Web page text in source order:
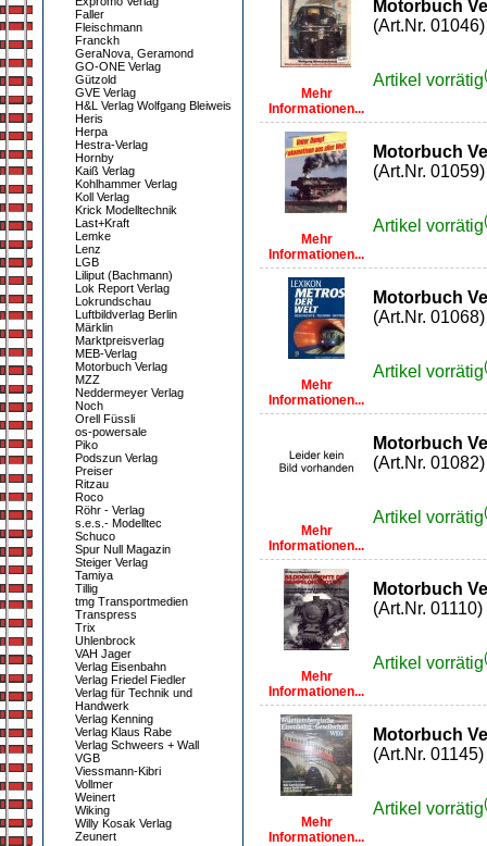
Faller
Fleischmann
Franckh
GeraNova, Geramond
GO-ONE Verlag
Gützold
GVE Verlag
H&L Verlag Wolfgang Bleiweis
Heris
Herpa
Hestra-Verlag
Hornby
Kaiß Verlag
Kohlhammer Verlag
Koll Verlag
Krick Modelltechnik
Last+Kraft
Lemke
Lenz
LGB
Liliput (Bachmann)
Lok Report Verlag
Lokrundschau
Luftbildverlag Berlin
Märklin
Marktpreisverlag
MEB-Verlag
Motorbuch Verlag
MZZ
Neddermeyer Verlag
Noch
Orell Füssli
os-powersale
Piko
Podszun Verlag
Preiser
Ritzau
Roco
Röhr - Verlag
s.e.s.- Modelltec
Schuco
Spur Null Magazin
Steiger Verlag
Tamiya
Tillig
tmg Transportmedien
Transpress
Trix
Uhlenbrock
VAH Jager
Verlag Eisenbahn
Verlag Friedel Fiedler
Verlag für Technik und
Handwerk
Verlag Kenning
Verlag Klaus Rabe
Verlag Schweers + Wall
VGB
Viessmann-Kibri
Vollmer
Weinert
Wiking
Willy Kosak Verlag
Zeunert
Mehr
Informationen...
Motorbuch
(Art.Nr. 01046)
Artikel vorrätig
Mehr
Informationen...
Motorbuch
(Art.Nr. 01059)
Artikel vorrätig
Mehr
Informationen...
Motorbuch
(Art.Nr. 01068)
Artikel vorrätig
Mehr
Informationen...
Motorbuch
(Art.Nr. 01082)
Artikel vorrätig
Mehr
Informationen...
Motorbuch
(Art.Nr. 01110)
Artikel vorrätig
Mehr
Informationen...
Motorbuch
(Art.Nr. 01145)
Artikel vorrätig